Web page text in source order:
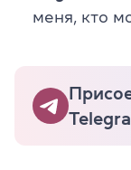
меня, кто